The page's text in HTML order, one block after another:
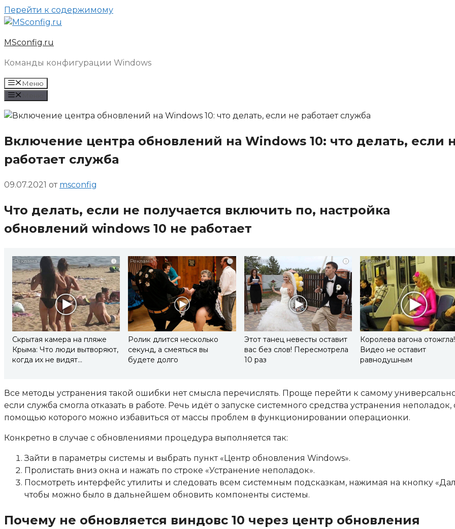
Перейти к содержимому
MSconfig.ru
Команды конфигурации Windows
Меню
Включение центра обновлений на Windows 10: что делать, если
работает служба
09.07.2021 от msconfig
Что делать, если не получается включить по, настройка
обновлений windows 10 не работает
i
Скрытая камера на пляже
Крыма: Что люди вытворяют,
когда их не видят...
i
Ролик длится несколько
секунд, а смеяться вы
будете долго
i
Этот танец невесты оставит
вас без слов! Пересмотрела
10 раз
Королева вагона отожгла!
Видео не оставит
равнодушным
Все методы устранения такой ошибки нет смысла перечислять. Проще перейти к самому
если служба смогла отказать в работе. Речь идёт о запуске системного средства устранения неполадок,
помощью которого можно избавиться от массы проблем в функционировании операционки.
Конкретно в случае с обновлениями процедура выполняется так:
Зайти в параметры системы и выбрать пункт «Центр обновления Windows».
Пролистать вниз окна и нажать по строке «Устранение неполадок».
Посмотреть интерфейс утилиты и следовать всем системным подсказкам, нажимая на кнопку
чтобы можно было в дальнейшем обновить компоненты системы.
Почему не обновляется виндовс 10 через центр обновления